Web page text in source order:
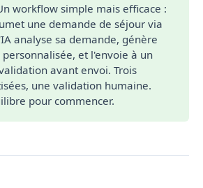
workflow simple mais efficace :
une demande de séjour via
analyse sa demande, génère
et l'envoie à un
avant envoi. Trois
une validation humaine.
pour commencer.